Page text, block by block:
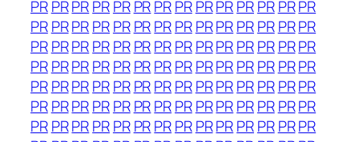
PRPRPRPRPR PRPRPRPRPRPRPR PRPR
PRPRPRPRPR PRPRPRPRPRPRPR PRPR
PRPRPRPRPR PRPRPRPRPRPRPR PRPR
PRPRPRPRPR PRPRPRPRPRPRPR PRPR
PRPRPRPRPR PRPRPRPRPRPRPR PRPR
PRPRPRPRPR PRPRPRPRPRPRPR PRPR
PRPRPRPRPR PRPRPRPRPRPRPR PRPR